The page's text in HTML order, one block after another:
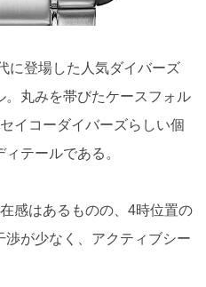
に登場した人気ダイバーズ
丸みを帯びたケースフォル
イコーダイバーズらしい個
テールである。
感はあるものの、4時位置の
渉が少なく、アクティブシー